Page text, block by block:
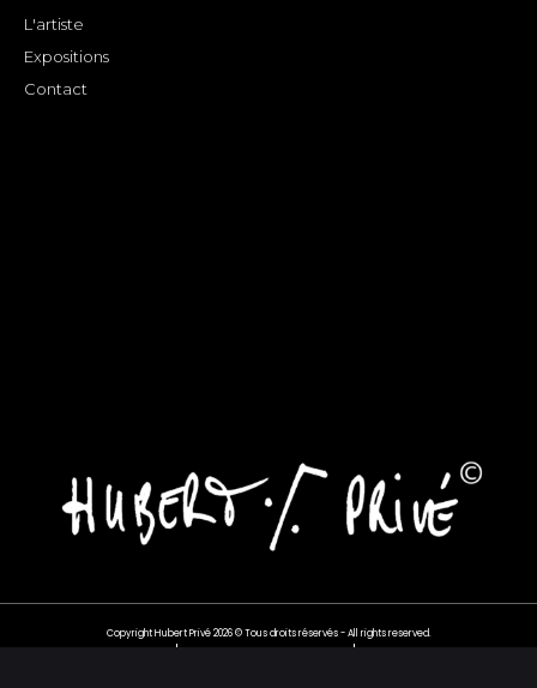
L'artiste
Expositions
Contact
Copyright Hubert Privé 2026 © Tous droits réservés - All rights reserved.